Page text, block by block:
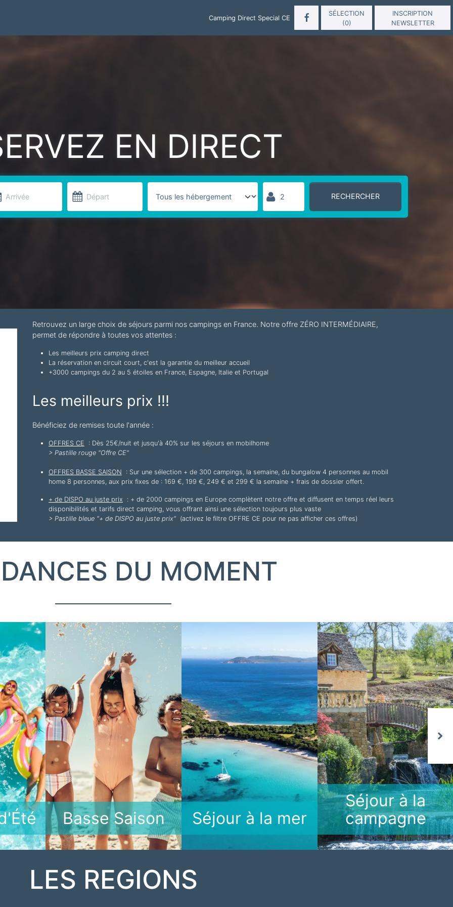
Camping Direct Special CE
SÉLECTION
(0)
INSCRIPTION
NEWSLETTER
EN DIRECT
RECHERCHER
Retrouvez un large choix de séjours parmi nos campings en France. Notre offre ZÉRO INTERMÉDIAIRE,
permet de répondre à toutes vos attentes :
Les meilleurs prix camping direct
La réservation en circuit court, c'est la garantie du meilleur accueil
+3000 campings du 2 au 5 étoiles en France, Espagne, Italie et Portugal
Les meilleurs prix !!!
Bénéficiez de remises toute l'année :
OFFRES CE : Dès 25€/nuit et jusqu'à 40% sur les séjours en mobilhome
> Pastille rouge "Offre CE"
OFFRES BASSE SAISON : Sur une sélection + de 300 campings, la semaine, du bungalow 4 personnes au mobil
home 8 personnes, aux prix fixes de : 169 €, 199 €, 249 € et 299 € la semaine + frais de dossier offert.
+ de DISPO au juste prix : + de 2000 campings en Europe complètent notre offre et diffusent en temps réel leurs
disponibilités et tarifs direct camping, vous offrant ainsi une sélection toujours plus vaste
> Pastille bleue "+ de DISPO au juste prix" (activez le filtre OFFRE CE pour ne pas afficher ces offres)
DU MOMENT
Basse Saison Séjour à la mer
Séjour à la
campagne
Next
LES REGIONS